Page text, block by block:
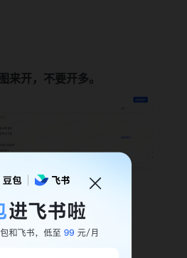
来开，不要开多。